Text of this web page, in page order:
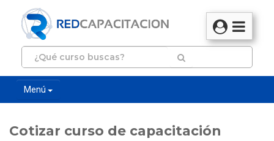
Menú
Cotizar curso de capacitación